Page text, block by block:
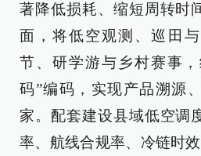
著降低损耗、缩短周转时
面，将低空观测、巡田
节、研学游与乡村赛事
码”编码，实现产品溯源
家。配套建设县域低空调
率、航线合规率、冷链时